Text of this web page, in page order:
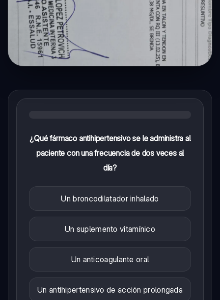
¿Qué fármaco antihipertensivo se le administra al
paciente con una frecuencia de dos veces al
día?
Un broncodilatador inhalado
Un suplemento vitamínico
Un anticoagulante oral
Un antihipertensivo de acción prolongada